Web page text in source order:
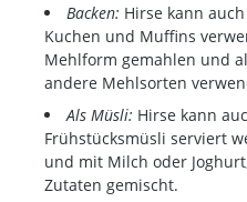
Backen: Hirse kann
Kuchen und Muffins
Mehlform gemahlen und
andere Mehlsorten
Als Müsli: Hirse kann
Frühstücksmüsli serviert
und mit Milch oder
Zutaten gemischt.